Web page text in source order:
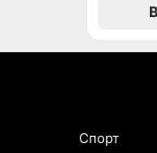
Спорт